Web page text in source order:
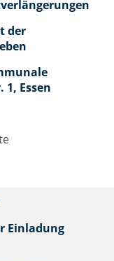
der
Essen
Einladung